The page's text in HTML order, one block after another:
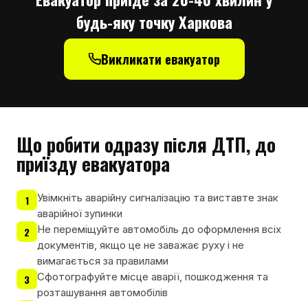
будь-яку точку Харкова
Викликати евакуатор
Що робити одразу після ДТП, до
приїзду евакуатора
1
Увімкніть аварійну сигналізацію та виставте знак
аварійної зупинки
2
Не переміщуйте автомобіль до оформлення всіх
документів, якщо це не заважає руху і не
вимагається за правилами
3 Сфотографуйте місце аварії, пошкодження та
розташування автомобілів